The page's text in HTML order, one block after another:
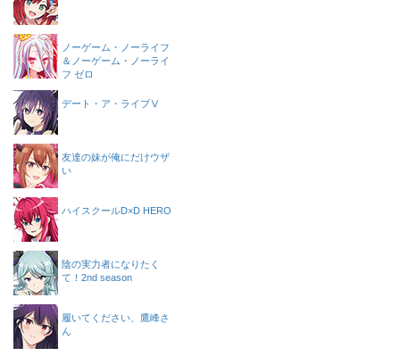
ノーゲーム・ノーライフ
＆ノーゲーム・ノーライ
フ ゼロ
デート・ア・ライブⅤ
友達の妹が俺にだけウザ
い
ハイスクールD×D HERO
陰の実力者になりたく
て！2nd season
履いてください、鷹峰さ
ん